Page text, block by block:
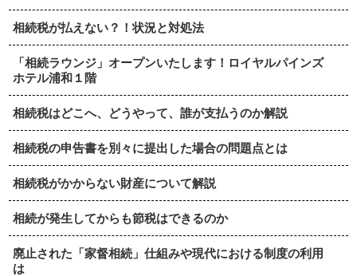
相続税が払えない？！状況と対処法
「相続ラウンジ」オープンいたします！ロイヤルパインズ
ホテル浦和１階
相続税はどこへ、どうやって、誰が支払うのか解説
相続税の申告書を別々に提出した場合の問題点とは
相続税がかからない財産について解説
相続が発生してからも節税はできるのか
廃止された「家督相続」仕組みや現代における制度の利用
は